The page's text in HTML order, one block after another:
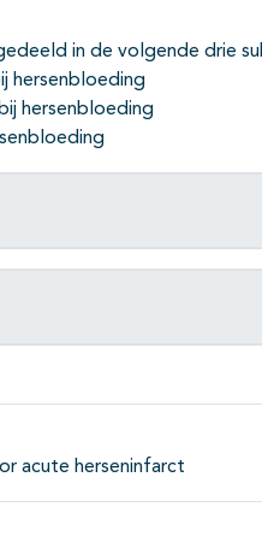
in de volgende drie
hersenbloeding
hersenbloeding
acute herseninfarct